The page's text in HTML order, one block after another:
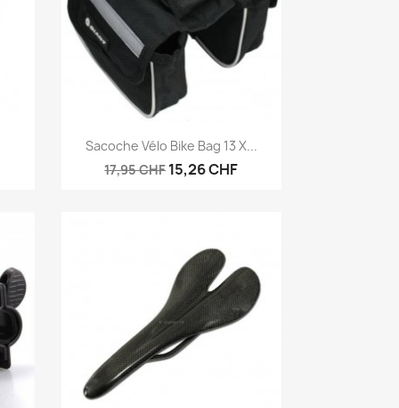
Vorschau
Sacoche Vélo Bike Bag 13 X...
17,95 CHF15,26 CHF